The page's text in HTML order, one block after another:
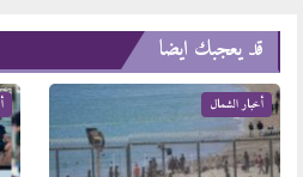
قد يعجبك ايضا
أخبار الشمال